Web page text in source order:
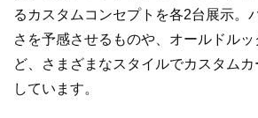
るカスタムコンセプトを各2台展示。
さを予感させるものや、オールドル
ど、さまざまなスタイルでカスタム
しています。